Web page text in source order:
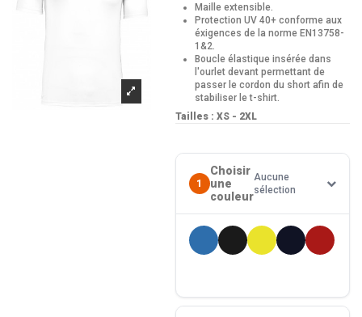
Maille extensible.
Protection UV 40+ conforme aux
éxigences de la norme EN13758-
1&2.
Boucle élastique insérée dans
l'ourlet devant permettant de
passer le cordon du short afin de
stabiliser le t-shirt.
Tailles : XS - 2XL
1
Choisir
une
couleur
Aucune
sélection